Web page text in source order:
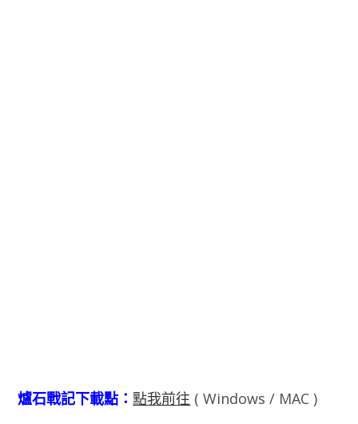
爐石戰記下載點： 點我前往 ( Windows / MAC )